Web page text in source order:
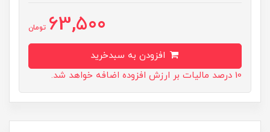
63,500 تومان
10 درصد مالیات بر ارزش افزوده اضافه خواهد شد.